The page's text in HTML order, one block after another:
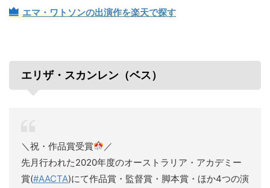
エマ・ワトソンの出演作を楽天で探す
エリザ・スカンレン（ベス）
＼祝・作品賞受賞
／
先⽉⾏われた2020年度のオーストラリア・アカデミー
賞(#AACTA)にて作品賞・監督賞・脚本賞・ほか4つの演